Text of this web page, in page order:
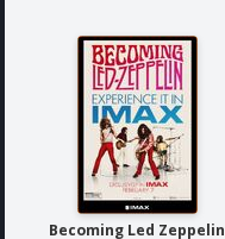
Becoming Led Zeppelin